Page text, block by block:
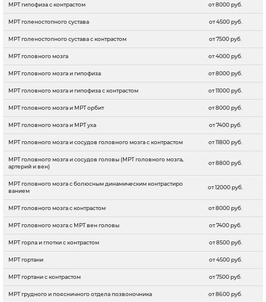
МРТ гипофиза с контрастом от 8000 руб.
МРТ голеностопного сустава от 4500 руб.
МРТ голеностопного сустава с контрастом от 7500 руб.
МРТ головного мозга от 4000 руб.
МРТ головного мозга и гипофиза от 8000 руб.
МРТ головного мозга и гипофиза с контрастом от 11000 руб.
МРТ головного мозга и МРТ орбит от 8000 руб.
МРТ головного мозга и МРТ уха от 7400 руб.
МРТ головного мозга и сосудов головного мозга с контрастом от 11800 руб.
МРТ головного мозга и сосудов головы (МРТ головного мозга,
артерий и вен)
от 8800 руб.
МРТ головного мозга с болюсным динамическим контрастиро
ванием
от 12000 руб.
МРТ головного мозга с контрастом от 8000 руб.
МРТ головного мозга с МРТ вен головы от 7400 руб.
МРТ горла и глотки c контрастом от 8500 руб.
МРТ гортани от 4500 руб.
МРТ гортани с контрастом от 7500 руб.
МРТ грудного и поясничного отдела позвоночника от 8600 руб.